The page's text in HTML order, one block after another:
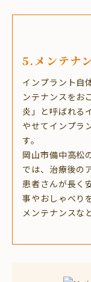
5.メンテナ
インプラント自
ンテナンスをお
炎」と呼ばれる
やせてインプラ
す。
岡山市備中高松
では、治療後の
患者さんが長く
事やおしゃべり
メンテナンスな